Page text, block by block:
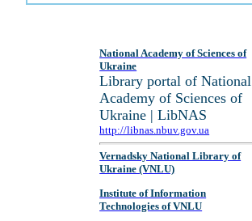
National Academy of Sciences of
Ukraine
Library portal of National
Academy of Sciences of
Ukraine | LibNAS
http://libnas.nbuv.gov.ua
Vernadsky National Library of
Ukraine (VNLU)
Institute of Information
Technologies of VNLU